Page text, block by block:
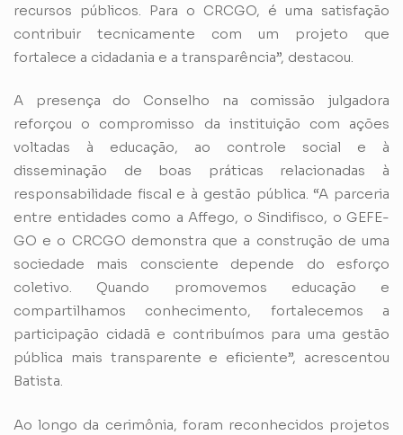
recursos públicos. Para o CRCGO, é uma satisfação
contribuir tecnicamente com um projeto que
fortalece a cidadania e a transparência”, destacou.
A presença do Conselho na comissão julgadora
reforçou o compromisso da instituição com ações
voltadas à educação, ao controle social e à
disseminação de boas práticas relacionadas à
responsabilidade fiscal e à gestão pública. “A parceria
entre entidades como a Affego, o Sindifisco, o GEFE-
GO e o CRCGO demonstra que a construção de uma
sociedade mais consciente depende do esforço
coletivo. Quando promovemos educação e
compartilhamos conhecimento, fortalecemos a
participação cidadã e contribuímos para uma gestão
pública mais transparente e eficiente”, acrescentou
Batista.
Ao longo da cerimônia, foram reconhecidos projetos